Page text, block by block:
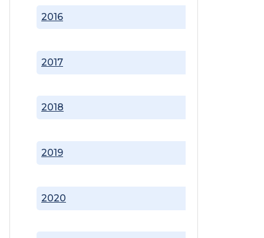
2016
2017
2018
2019
2020